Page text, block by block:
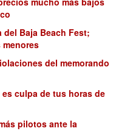
Baja Beach Fest;
del memorando
culpa de tus horas de
pilotos ante la